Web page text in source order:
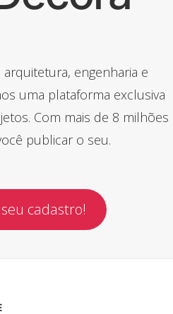
engenharia e
uma plataforma exclusiva
Com mais de 8 milhões
publicar o seu.
cadastro!